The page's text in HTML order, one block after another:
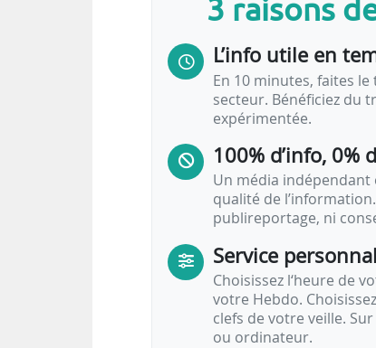
3 raisons
L’info utile en
En 10 minutes, faites
secteur. Bénéficiez du
expérimentée.
100% d’info, 0%
Un média
qualité de
publireportage, ni
Service
Choisissez l‘heure de
votre Hebdo.
clefs de votre veille.
ou ordinateur.